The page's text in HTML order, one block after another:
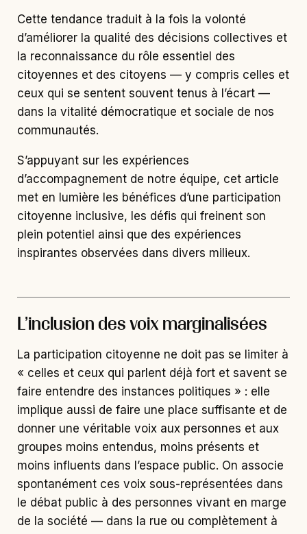
Cette tendance traduit à la fois la volonté
d’améliorer la qualité des décisions collectives et
la reconnaissance du rôle essentiel des
citoyennes et des citoyens — y compris celles et
ceux qui se sentent souvent tenus à l’écart —
dans la vitalité démocratique et sociale de nos
communautés.
S’appuyant sur les expériences
d’accompagnement de notre équipe, cet article
met en lumière les bénéfices d’une participation
citoyenne inclusive, les défis qui freinent son
plein potentiel ainsi que des expériences
inspirantes observées dans divers milieux.
L’inclusion des voix marginalisées
La participation citoyenne ne doit pas se limiter à
« celles et ceux qui parlent déjà fort et savent se
faire entendre des instances politiques » : elle
implique aussi de faire une place suffisante et de
donner une véritable voix aux personnes et aux
groupes moins entendus, moins présents et
moins influents dans l’espace public. On associe
spontanément ces voix sous-représentées dans
le débat public à des personnes vivant en marge
de la société — dans la rue ou complètement à